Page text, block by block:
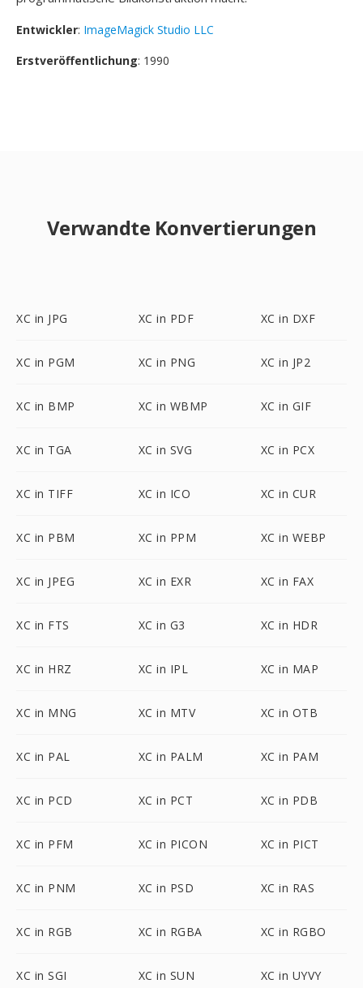
Entwickler: ImageMagick Studio LLC
Erstveröffentlichung: 1990
Verwandte Konvertierungen
XC in JPG XC in PDF XC in DXF
XC in PGM XC in PNG XC in JP2
XC in BMP XC in WBMP XC in GIF
XC in TGA XC in SVG XC in PCX
XC in TIFF XC in ICO XC in CUR
XC in PBM XC in PPM XC in WEBP
XC in JPEG XC in EXR XC in FAX
XC in FTS XC in G3 XC in HDR
XC in HRZ XC in IPL XC in MAP
XC in MNG XC in MTV XC in OTB
XC in PAL XC in PALM XC in PAM
XC in PCD XC in PCT XC in PDB
XC in PFM XC in PICON XC in PICT
XC in PNM XC in PSD XC in RAS
XC in RGB XC in RGBA XC in RGBO
XC in SGI XC in SUN XC in UYVY